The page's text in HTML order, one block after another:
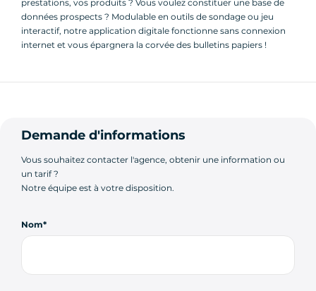
prestations, vos produits ? Vous voulez constituer une base de
données prospects ? Modulable en outils de sondage ou jeu
interactif, notre application digitale fonctionne sans connexion
internet et vous épargnera la corvée des bulletins papiers !
Demande d'informations
Vous souhaitez contacter l'agence, obtenir une information ou
un tarif ?
Notre équipe est à votre disposition.
Nom